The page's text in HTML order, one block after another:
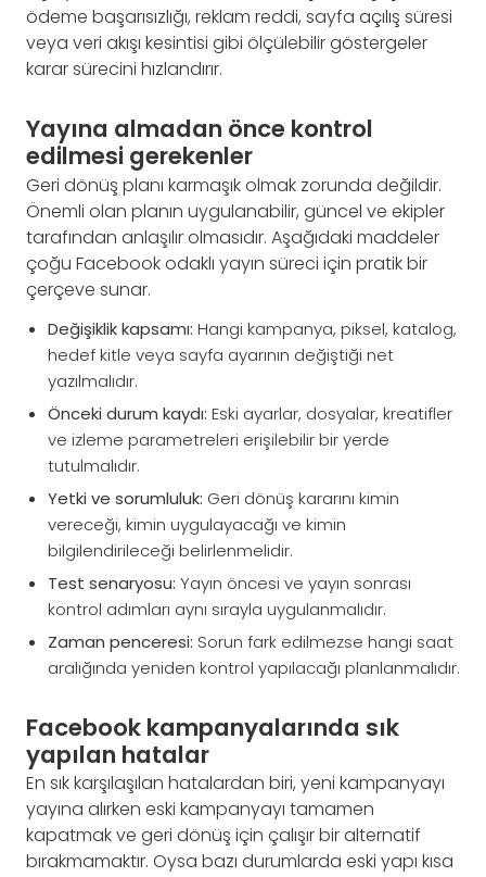
ödeme başarısızlığı, reklam reddi, sayfa açılış süresi
veya veri akışı kesintisi gibi ölçülebilir göstergeler
karar sürecini hızlandırır.
Yayına almadan önce kontrol
edilmesi gerekenler
Geri dönüş planı karmaşık olmak zorunda değildir.
Önemli olan planın uygulanabilir, güncel ve ekipler
tarafından anlaşılır olmasıdır. Aşağıdaki maddeler
çoğu Facebook odaklı yayın süreci için pratik bir
çerçeve sunar.
Değişiklik kapsamı: Hangi kampanya, piksel, katalog,
hedef kitle veya sayfa ayarının değiştiği net
yazılmalıdır.
Önceki durum kaydı: Eski ayarlar, dosyalar, kreatifler
ve izleme parametreleri erişilebilir bir yerde
tutulmalıdır.
Yetki ve sorumluluk: Geri dönüş kararını kimin
vereceği, kimin uygulayacağı ve kimin
bilgilendirileceği belirlenmelidir.
Test senaryosu: Yayın öncesi ve yayın sonrası
kontrol adımları aynı sırayla uygulanmalıdır.
Zaman penceresi: Sorun fark edilmezse hangi saat
aralığında yeniden kontrol yapılacağı planlanmalıdır.
Facebook kampanyalarında sık
yapılan hatalar
En sık karşılaşılan hatalardan biri, yeni kampanyayı
yayına alırken eski kampanyayı tamamen
kapatmak ve geri dönüş için çalışır bir alternatif
bırakmamaktır. Oysa bazı durumlarda eski yapı kısa